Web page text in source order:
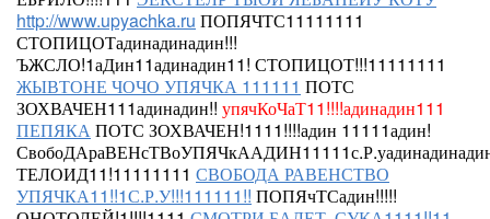
http://www.upyachka.ru ПОПЯЧТС11111111
СТОПИЦОТадинадинадин!!!
ЪЖСЛО!1аДин11адинадин11! СТОПИЦОТ!!!11111111
ЖЫВТОНЕ ЧОЧО УПЯЧКА 111111 ПОТС
ЗОХВАЧЕН111адинадин!! упячКоЧаТ11!!!!адинадин111
ПЕПЯКАПОТС ЗОХВАЧЕН!1111!!!!адин 11111адин!
ТЕЛОИД11!11111111 СВОБОДА РАВЕНСТВО
УПЯЧКА11!!1С.Р.У!!!111111!! ПОПЯчТСадин!!!!!